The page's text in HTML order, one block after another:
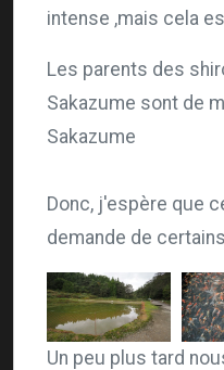
intense ,mais cela
Les parents des
Sakazume sont de
Sakazume
Donc, j'espère que
demande de
Un peu plus tard